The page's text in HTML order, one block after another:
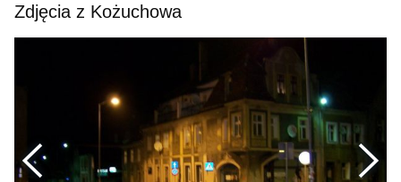
Zdjęcia z Kożuchowa
Poprzednie